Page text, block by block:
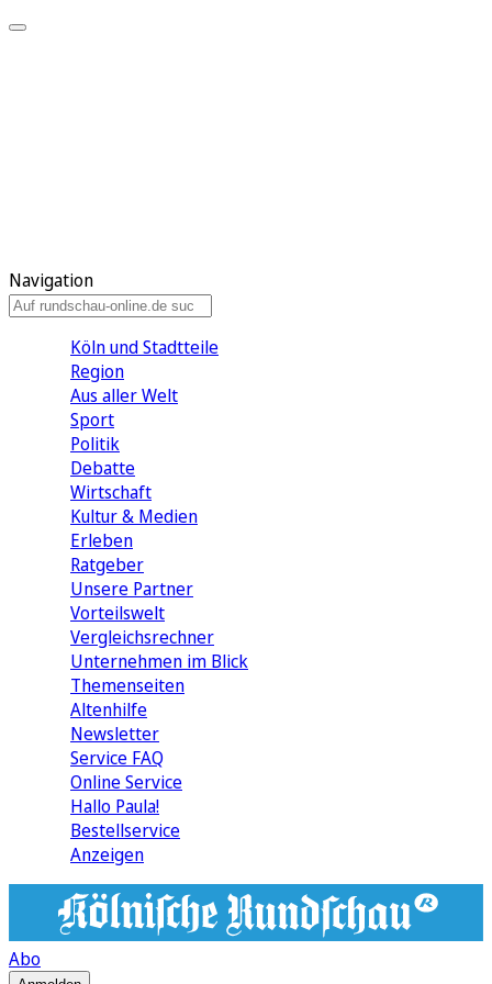
Navigation
Köln und Stadtteile
Region
Aus aller Welt
Sport
Politik
Debatte
Wirtschaft
Kultur & Medien
Erleben
Ratgeber
Unsere Partner
Vorteilswelt
Vergleichsrechner
Unternehmen im Blick
Themenseiten
Altenhilfe
Newsletter
Service FAQ
Online Service
Hallo Paula!
Bestellservice
Anzeigen
Abo